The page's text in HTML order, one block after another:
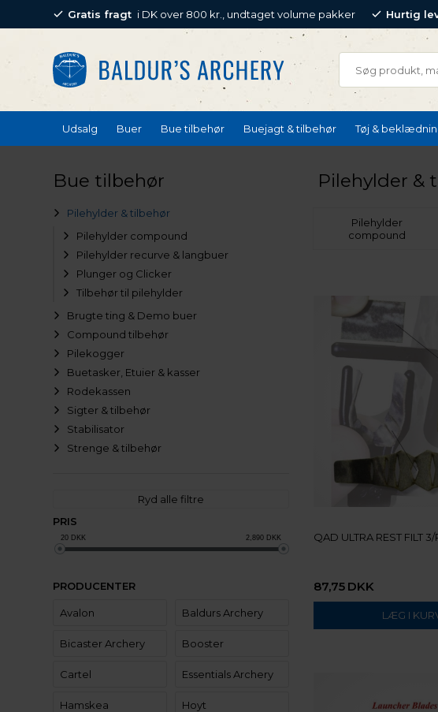
Gratis fragt i DK over 800 kr., undtaget volume pakker Hurtig
Udsalg Buer Bue tilbehør Buejagt & tilbehør Tøj &
Bue tilbehør
Pilehylder & tilbehør
Pilehylder compound
Pilehylder recurve & langbuer
Plunger og Clicker
Tilbehør til pilehylder
Brugte ting & Demo buer
Compound tilbehør
Pilekogger
Buetasker, Etuier & kasser
Rodekassen
Sigter & tilbehør
Stabilisator
Strenge & tilbehør
Ryd alle filtre
PRIS
20 DKK 2,890 DKK
PRODUCENTER
Avalon Baldurs Archery
Bicaster Archery Booster
Cartel Essentials Archery
Hamskea Hoyt
Pilehylder &
Pilehylder
compound
QAD ULTRA REST FILT
87,75 DKK